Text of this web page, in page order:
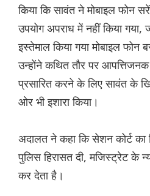
किया कि सावंत ने मोबाइल फोन
उपयोग अपराध में नहीं किया
इस्तेमाल किया गया मोबाइल फोन
उन्होंने कथित तौर पर
प्रसारित करने के लिए सावंत के
ओर भी इशारा किया।
अदालत ने कहा कि सेशन कोर्ट
पुलिस हिरासत दी, मजिस्ट्रेट के
कर देता है।